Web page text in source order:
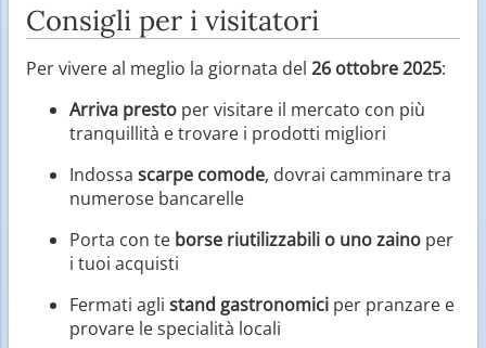
Consigli per i visitatori
Per vivere al meglio la giornata del 26 ottobre 2025:
Arriva presto per visitare il mercato con più
tranquillità e trovare i prodotti migliori
Indossa scarpe comode, dovrai camminare tra
numerose bancarelle
Porta con te borse riutilizzabili o uno zaino per
i tuoi acquisti
Fermati agli stand gastronomici per pranzare e
provare le specialità locali